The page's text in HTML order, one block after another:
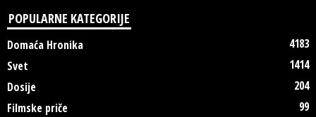
POPULARNE KATEGORIJE
Domaća Hronika
4183
Svet
1414
Dosije
204
Filmske priče
99